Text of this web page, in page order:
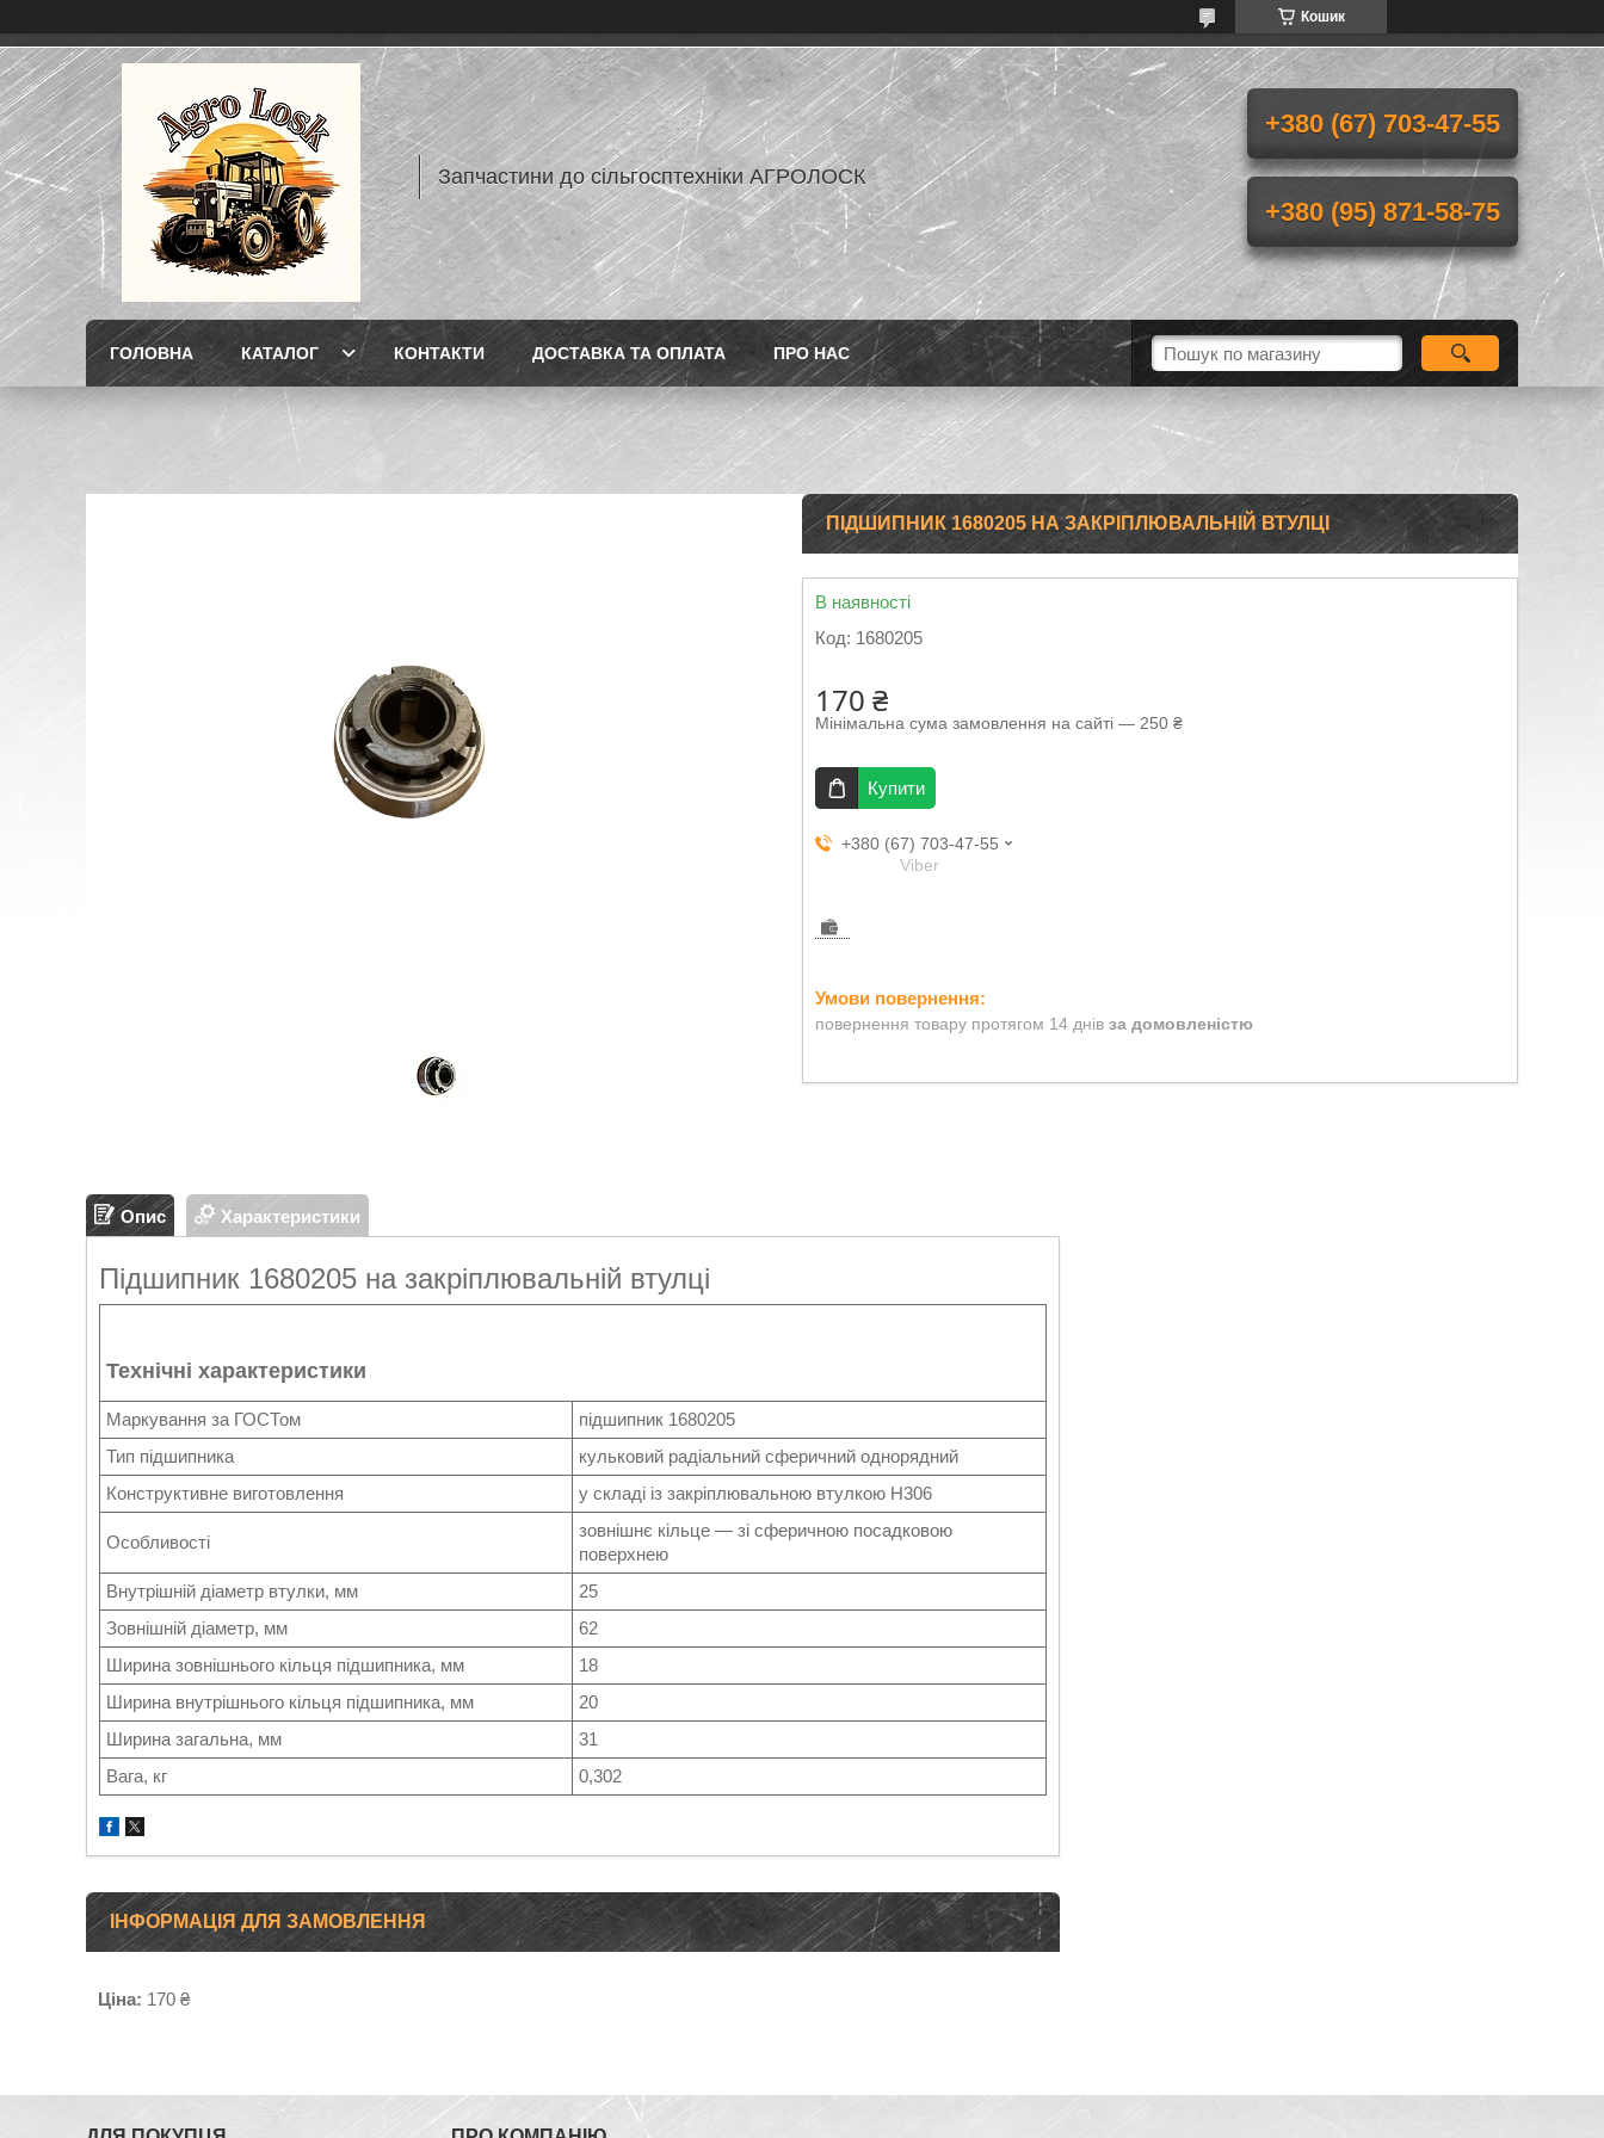
Кошик
Запчастини до сільгосптехніки АГРОЛОСК
+380 (67) 703-47-55
+380 (95) 871-58-75
ГОЛОВНА КАТАЛОГ КОНТАКТИ ДОСТАВКА ТА ОПЛАТА ПРО НАС
ПІДШИПНИК 1680205 НА ЗАКРІПЛЮВАЛЬНІЙ ВТУЛЦІ
В наявності
Код: 1680205
170 ₴
Мінімальна сума замовлення на сайті — 250 ₴
Купити
+380 (67) 703-47-55
Viber
повернення товару протягом 14 днів за домовленістю
Опис Характеристики
Підшипник 1680205 на закріплювальній втулці
Технічні характеристики
Маркування за ГОСТом
підшипник 1680205
Тип підшипника
кульковий радіальний сферичний однорядний
Конструктивне виготовлення
у складі із закріплювальною втулкою Н306
Особливості
зовнішнє кільце — зі сферичною посадковою
поверхнею
Внутрішній діаметр втулки, мм
25
Зовнішній діаметр, мм
62
Ширина зовнішнього кільця підшипника, мм
18
Ширина внутрішнього кільця підшипника, мм
20
Ширина загальна, мм
31
Вага, кг
0,302
ІНФОРМАЦІЯ ДЛЯ ЗАМОВЛЕННЯ
Ціна: 170 ₴